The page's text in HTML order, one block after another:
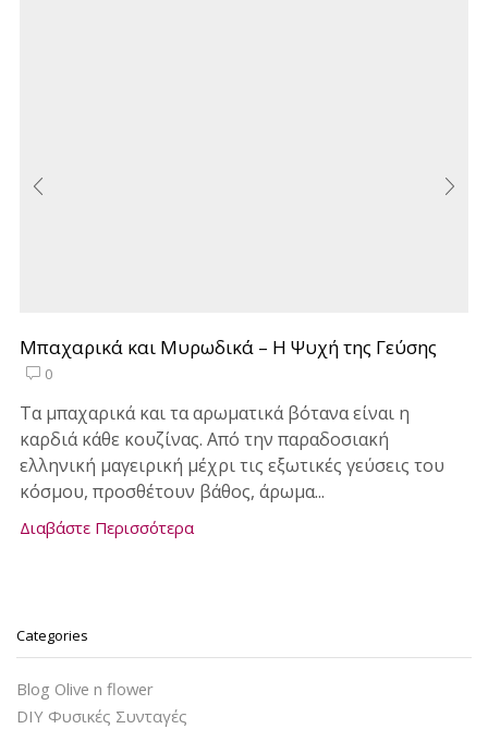
Μπαχαρικά και Μυρωδικά – Η Ψυχή της Γεύσης
0
Τα μπαχαρικά και τα αρωματικά βότανα είναι η
καρδιά κάθε κουζίνας. Από την παραδοσιακή
ελληνική μαγειρική μέχρι τις εξωτικές γεύσεις του
κόσμου, προσθέτουν βάθος, άρωμα...
Διαβάστε Περισσότερα
Categories
Blog Olive n flower
DIY Φυσικές Συνταγές